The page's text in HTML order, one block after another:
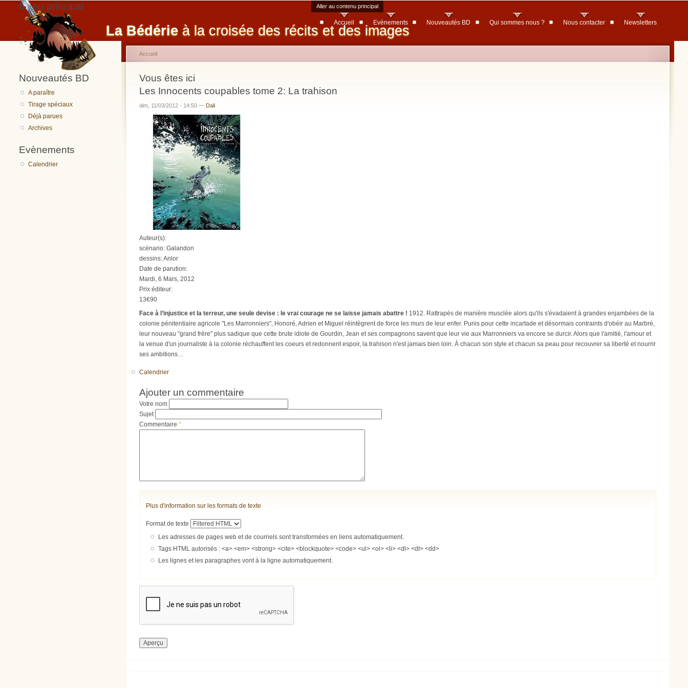
Aller au contenu principal
La Bédérie à la croisée des récits et des images
Menu principal
Accueil Evènements Nouveautés BD Qui sommes nous ? Nous contacter Newsletters
Nouveautés BD
A paraître
Tirage spéciaux
Déjà parues
Archives
Evènements
Calendrier
Vous êtes ici
Accueil
Les Innocents coupables tome 2: La trahison
dim, 11/03/2012 - 14:50 — Dali
Auteur(s):
scénario: Galandon
dessins: Anlor
Date de parution:
Mardi, 6 Mars, 2012
Prix éditeur:
13€90
Face à l’injustice et la terreur, une seule devise : le vrai courage ne se laisse jamais abattre ! 1912. Rattrapés de manière musclée alors qu'ils s'évadaient à grandes enjambées de la
colonie pénitentiaire agricole "Les Marronniers", Honoré, Adrien et Miguel réintègrent de force les murs de leur enfer. Punis pour cette incartade et désormais contraints d'obéir au Marbré,
leur nouveau "grand frère" plus sadique que cette brute idiote de Gourdin, Jean et ses compagnons savent que leur vie aux Marronniers va encore se durcir. Alors que l'amitié, l'amour et
la venue d'un journaliste à la colonie réchauffent les coeurs et redonnent espoir, la trahison n'est jamais bien loin. À chacun son style et chacun sa peau pour recouvrer sa liberté et nourrir
ses ambitions…
Calendrier
Ajouter un commentaire
Votre nom
Sujet
Commentaire *
Plus d'information sur les formats de texte
Format de texte
Les adresses de pages web et de courriels sont transformées en liens automatiquement.
Tags HTML autorisés : <a> <em> <strong> <cite> <blockquote> <code> <ul> <ol> <li> <dl> <dt> <dd>
Les lignes et les paragraphes vont à la ligne automatiquement.